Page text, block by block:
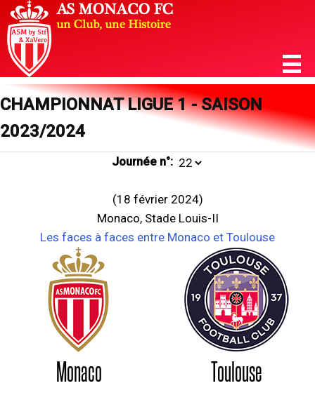
CHAMPIONNAT LIGUE 1 - SAISON
2023/2024
Journée n°:
(18 février 2024)
Monaco, Stade Louis-II
Les faces à faces entre Monaco et Toulouse
Monaco Toulouse